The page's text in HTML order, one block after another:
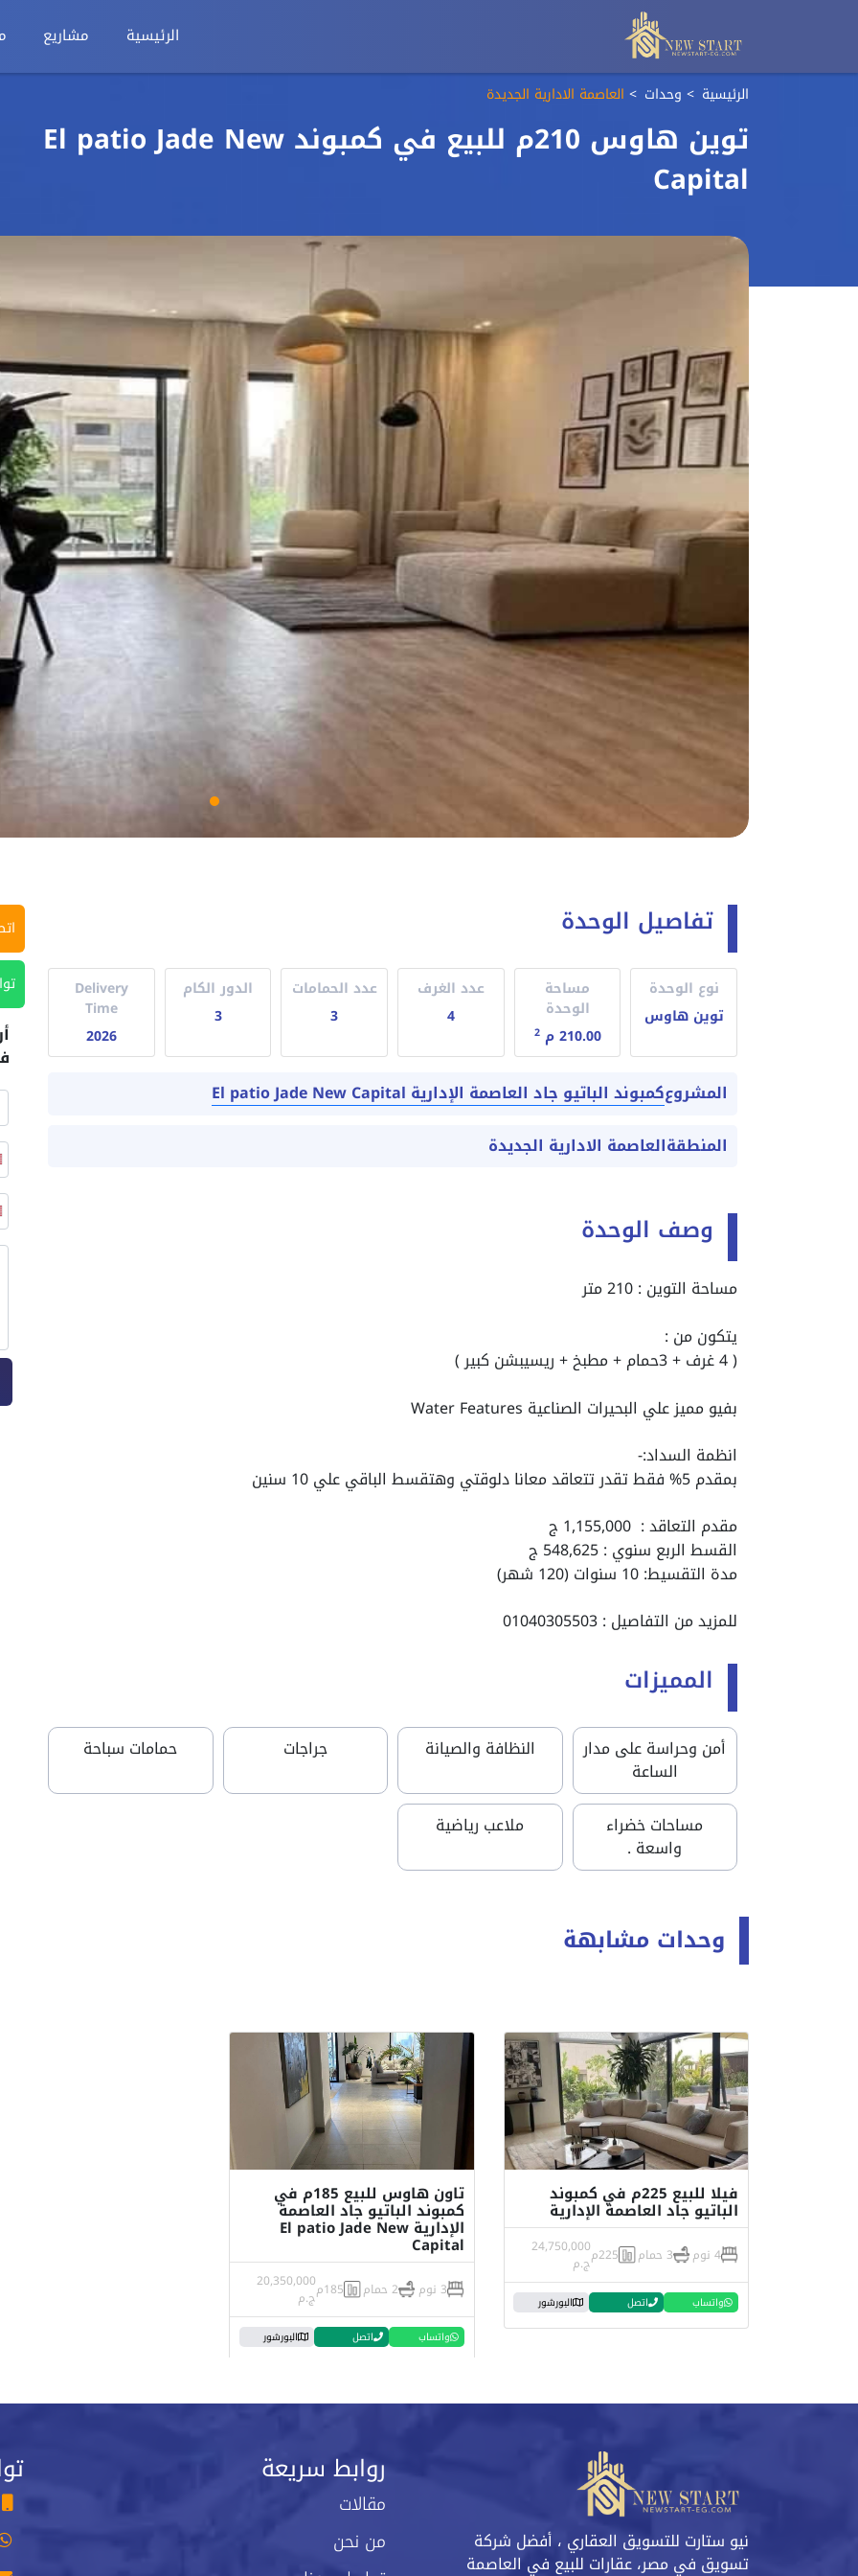
الرئيسية مشاريع
الرئيسية وحدات العاصمة الادارية الجديدة
توين هاوس 210م للبيع في كمبوند El patio Jade New
Capital
تفاصيل الوحدة
نوع الوحدة
توين هاوس
مساحة
الوحدة
210.00 م
2
عدد الغرف
4
عدد الحمامات
3
الدور الكام
3
Delivery
Time
2026
المشروعكمبوند الباتيو جاد العاصمة الإدارية El patio Jade New Capital
المنطقةالعاصمة الادارية الجديدة
وصف الوحدة
مساحة التوين : 210 متر
يتكون من :
( 4 غرف + 3حمام + مطبخ + ريسيبشن كبير )
بفيو مميز علي البحيرات الصناعية Water Features
انظمة السداد:-
بمقدم 5% فقط تقدر تتعاقد معانا دلوقتي وهتقسط الباقي علي 10 سنين
مقدم التعاقد : 1,155,000 ج
القسط الربع سنوي :548,625 ج
مدة التقسيط: 10 سنوات (120 شهر)
للمزيد من التفاصيل : 01040305503
المميزات
أمن وحراسة على مدار
الساعة
النظافة والصيانة جراجات حمامات سباحة
مساحات خضراء
واسعة .
ملاعب رياضية
وحدات مشابهة
فيلا للبيع 225م في كمبوند
الباتيو جاد العاصمة الإدارية
4 نوم 3 حمام 225م 24,750,000
ج.م
واتساب اتصل البورشور
تاون هاوس للبيع 185م في
كمبوند الباتيو جاد العاصمة
الإدارية El patio Jade New
Capital
3 نوم 2 حمام 185م 20,350,000
ج.م
واتساب اتصل البورشور
نيو ستارت للتسويق العقاري ، أفضل شركة
تسويق في مصر، عقارات للبيع في العاصمة
روابط سريعة
مقالات
من نحن